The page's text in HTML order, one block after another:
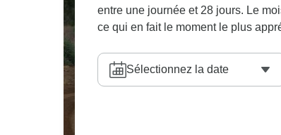
entre une journée et 28 jours. Le
ce qui en fait le moment le plus
Sélectionnez la date